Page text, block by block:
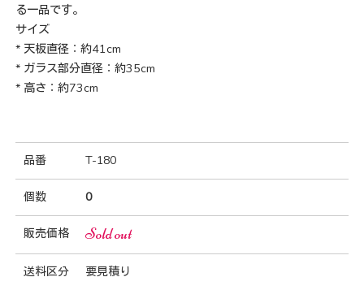
る一品です。
サイズ
* 天板直径：約41cm
* ガラス部分直径：約35cm
* 高さ：約73cm
品番 T-180
個数 0
販売価格 Sold out
送料区分 要見積り